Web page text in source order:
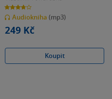
3.7
z
5
hvězdiček
Audiokniha (mp3)
249 Kč
Koupit